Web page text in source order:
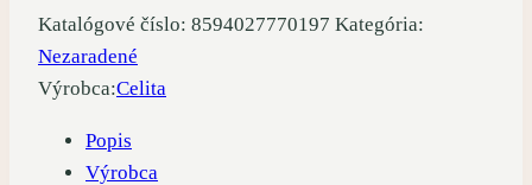
Katalógové číslo: 8594027770197 Kategória:
Nezaradené
Výrobca:Celita
Popis
Výrobca